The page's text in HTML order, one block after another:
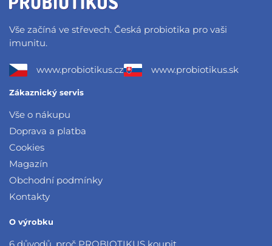
Vše začíná ve střevech. Česká probiotika pro vaši
imunitu.
www.probiotikus.cz www.probiotikus.sk
Zákaznický servis
Vše o nákupu
Doprava a platba
Cookies
Magazín
Obchodní podmínky
Kontakty
O výrobku